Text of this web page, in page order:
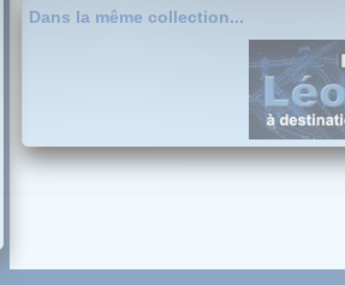
Dans la même collection...